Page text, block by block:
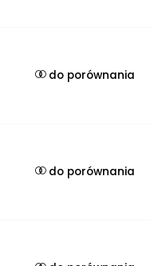
do porównania
do porównania